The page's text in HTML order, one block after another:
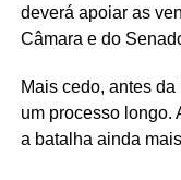
deverá apoiar as
Câmara e do
Mais cedo, antes
um processo longo.
a batalha ainda